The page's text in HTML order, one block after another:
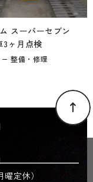
スーパーセブン
ヶ月点検
整備・修理
定休）